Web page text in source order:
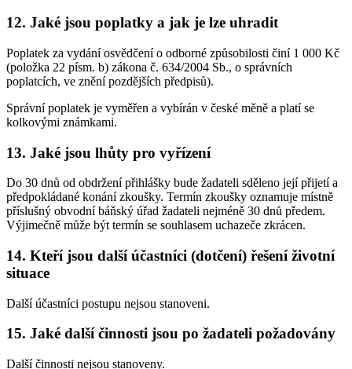
12. Jaké jsou poplatky a jak je lze uhradit
Poplatek za vydání osvědčení o odborné způsobilosti činí 1 000 Kč
(položka 22 písm. b) zákona č. 634/2004 Sb., o správních
poplatcích, ve znění pozdějších předpisů).
Správní poplatek je vyměřen a vybírán v české měně a platí se
kolkovými známkami.
13. Jaké jsou lhůty pro vyřízení
Do 30 dnů od obdržení přihlášky bude žadateli sděleno její přijetí a
předpokládané konání zkoušky. Termín zkoušky oznamuje místně
příslušný obvodní báňský úřad žadateli nejméně 30 dnů předem.
Výjimečně může být termín se souhlasem uchazeče zkrácen.
14. Kteří jsou další účastníci (dotčení) řešení životní
situace
Další účastníci postupu nejsou stanoveni.
15. Jaké další činnosti jsou po žadateli požadovány
Další činnosti nejsou stanoveny.